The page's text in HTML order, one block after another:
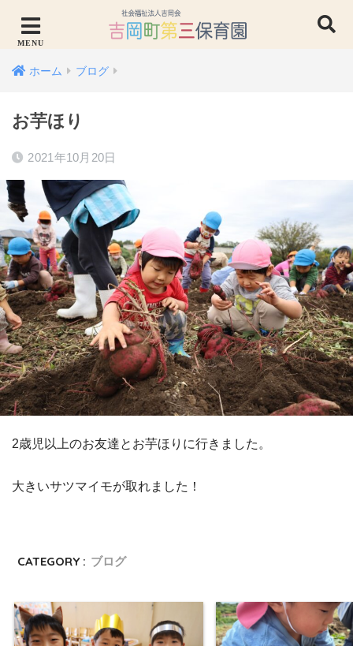
ホーム ブログ
お芋ほり
2021年10月20日
2歳児以上のお友達とお芋ほりに行きました。
大きいサツマイモが取れました！
CATEGORY : ブログ